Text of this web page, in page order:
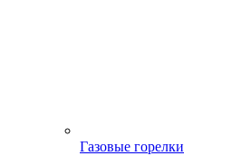
Газовые горелки